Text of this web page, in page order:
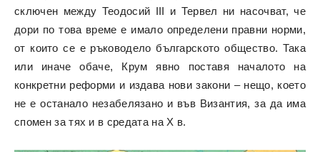
сключен между Теодосий III и Тервел ни насочват, че
дори по това време е имало определени правни норми,
от които се е ръководело българското общество. Така
или иначе обаче, Крум явно поставя началото на
конкретни реформи и издава нови закони – нещо, което
не е останало незабелязано и във Византия, за да има
спомен за тях и в средата на X в.